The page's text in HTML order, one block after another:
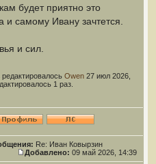
будет приятно это
и самому Ивану зачтется.
и сил.
Owen 27 июл 2026,
1 раз.
Re: Иван Ковырзин
Добавлено: 09 май 2026, 14:39